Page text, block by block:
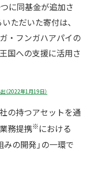
に同基金が追加さ
ただいた寄付は、
・フンガハアパイの
国への支援に活用さ
（2022年1月19日）
の持つアセットを通
務提携※における
の開発」の一環で